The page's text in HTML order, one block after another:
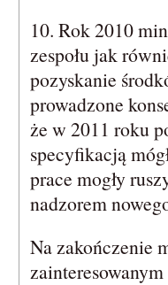
10. Rok 2010
zespołu jak
pozyskanie
prowadzone
że w 2011 roku
specyfikacją
prace mogły
nadzorem
Na zakończenie